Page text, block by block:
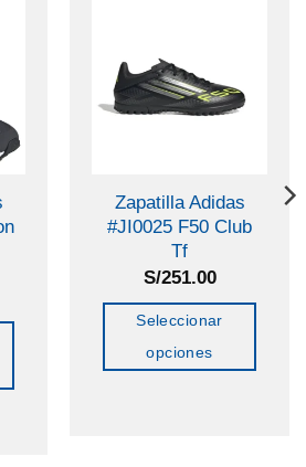
Zapatilla Adidas
#JI0025 F50 Club
Tf
S/251.00
Seleccionar
opciones